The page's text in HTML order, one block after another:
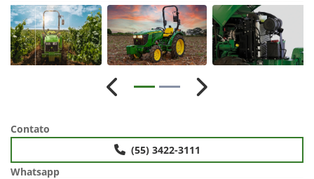
Anterior Próximo
Contato
(55) 3422-3111
Whatsapp